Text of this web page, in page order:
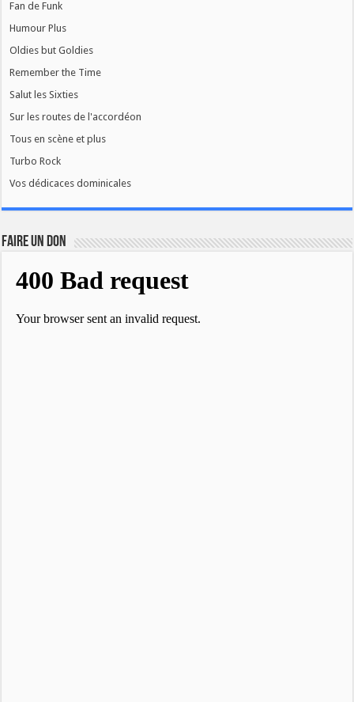
Fan de Funk
Humour Plus
Oldies but Goldies
Remember the Time
Salut les Sixties
Sur les routes de l'accordéon
Tous en scène et plus
Turbo Rock
Vos dédicaces dominicales
FAIRE UN DON